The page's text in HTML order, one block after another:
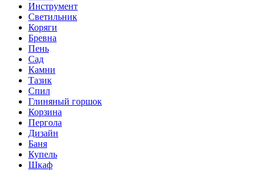
Инструмент
Светильник
Коряги
Бревна
Пень
Сад
Камни
Тазик
Спил
Глиняный горшок
Корзина
Пергола
Дизайн
Баня
Купель
Шкаф